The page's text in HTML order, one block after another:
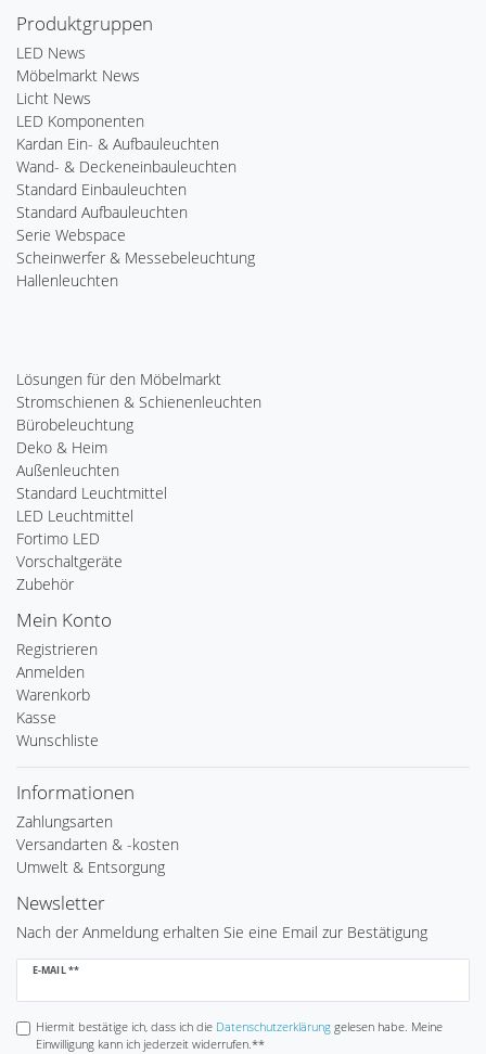
Produktgruppen
LED News
Möbelmarkt News
Licht News
LED Komponenten
Kardan Ein- & Aufbauleuchten
Wand- & Deckeneinbauleuchten
Standard Einbauleuchten
Standard Aufbauleuchten
Serie Webspace
Scheinwerfer & Messebeleuchtung
Hallenleuchten
Lösungen für den Möbelmarkt
Stromschienen & Schienenleuchten
Bürobeleuchtung
Deko & Heim
Außenleuchten
Standard Leuchtmittel
LED Leuchtmittel
Fortimo LED
Vorschaltgeräte
Zubehör
Mein Konto
Registrieren
Anmelden
Warenkorb
Kasse
Wunschliste
Informationen
Zahlungsarten
Versandarten & -kosten
Umwelt & Entsorgung
Newsletter
Nach der Anmeldung erhalten Sie eine Email zur Bestätigung
E-MAIL **
Newsletter
Hiermit bestätige ich, dass ich die Daten­schutz­erklärunggelesen habe. Meine
Einwilligung kann ich jederzeit widerrufen.**